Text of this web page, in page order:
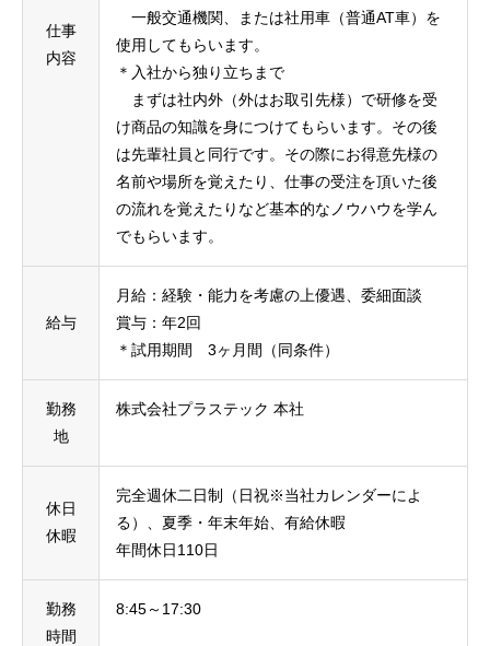
仕事
内容
一般交通機関、または社用車（普通AT車）を
使用してもらいます。
＊入社から独り立ちまで
まずは社内外（外はお取引先様）で研修を受
け商品の知識を身につけてもらいます。その後
は先輩社員と同行です。その際にお得意先様の
名前や場所を覚えたり、仕事の受注を頂いた後
の流れを覚えたりなど基本的なノウハウを学ん
でもらいます。
給与
月給：経験・能力を考慮の上優遇、委細面談
賞与：年2回
＊試用期間 3ヶ月間（同条件）
勤務
地
株式会社プラステック 本社
休日
休暇
完全週休二日制（日祝※当社カレンダーによ
る）、夏季・年末年始、有給休暇
年間休日110日
勤務
時間
8:45～17:30